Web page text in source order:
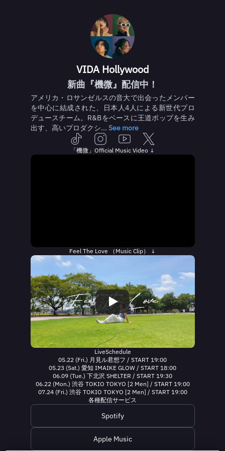
VIDA Hollywood
新曲『機微』配信中！
アメリカ・ロサンゼルスの音大で出会ったメンバー
を中心に結成された、日本人4人による新世代プロ
デュースチーム。R&Bをベースに王道ポップを生み
出す、高いプロダクシ... See more
「機微」Official Music Video ↓
Feel The Love （Music Clip） ↓
LiveSchedule
05.22 (Fri.) 月見ル君想フ / START 19:00
05.23 (Sat.) 愛知 IMAIKE GLOW / START 18:00
06.09 (Tue.) 下北沢 SHELTER / START 19:30
06.22 (Mon.) 渋谷 TOKIO TOKYO [2 Men] / START 19:00
07.24 (Fri.) 渋谷 TOKIO TOKYO [2 Men] / START 19:00
各種配信サービス
Spotify
Apple Music